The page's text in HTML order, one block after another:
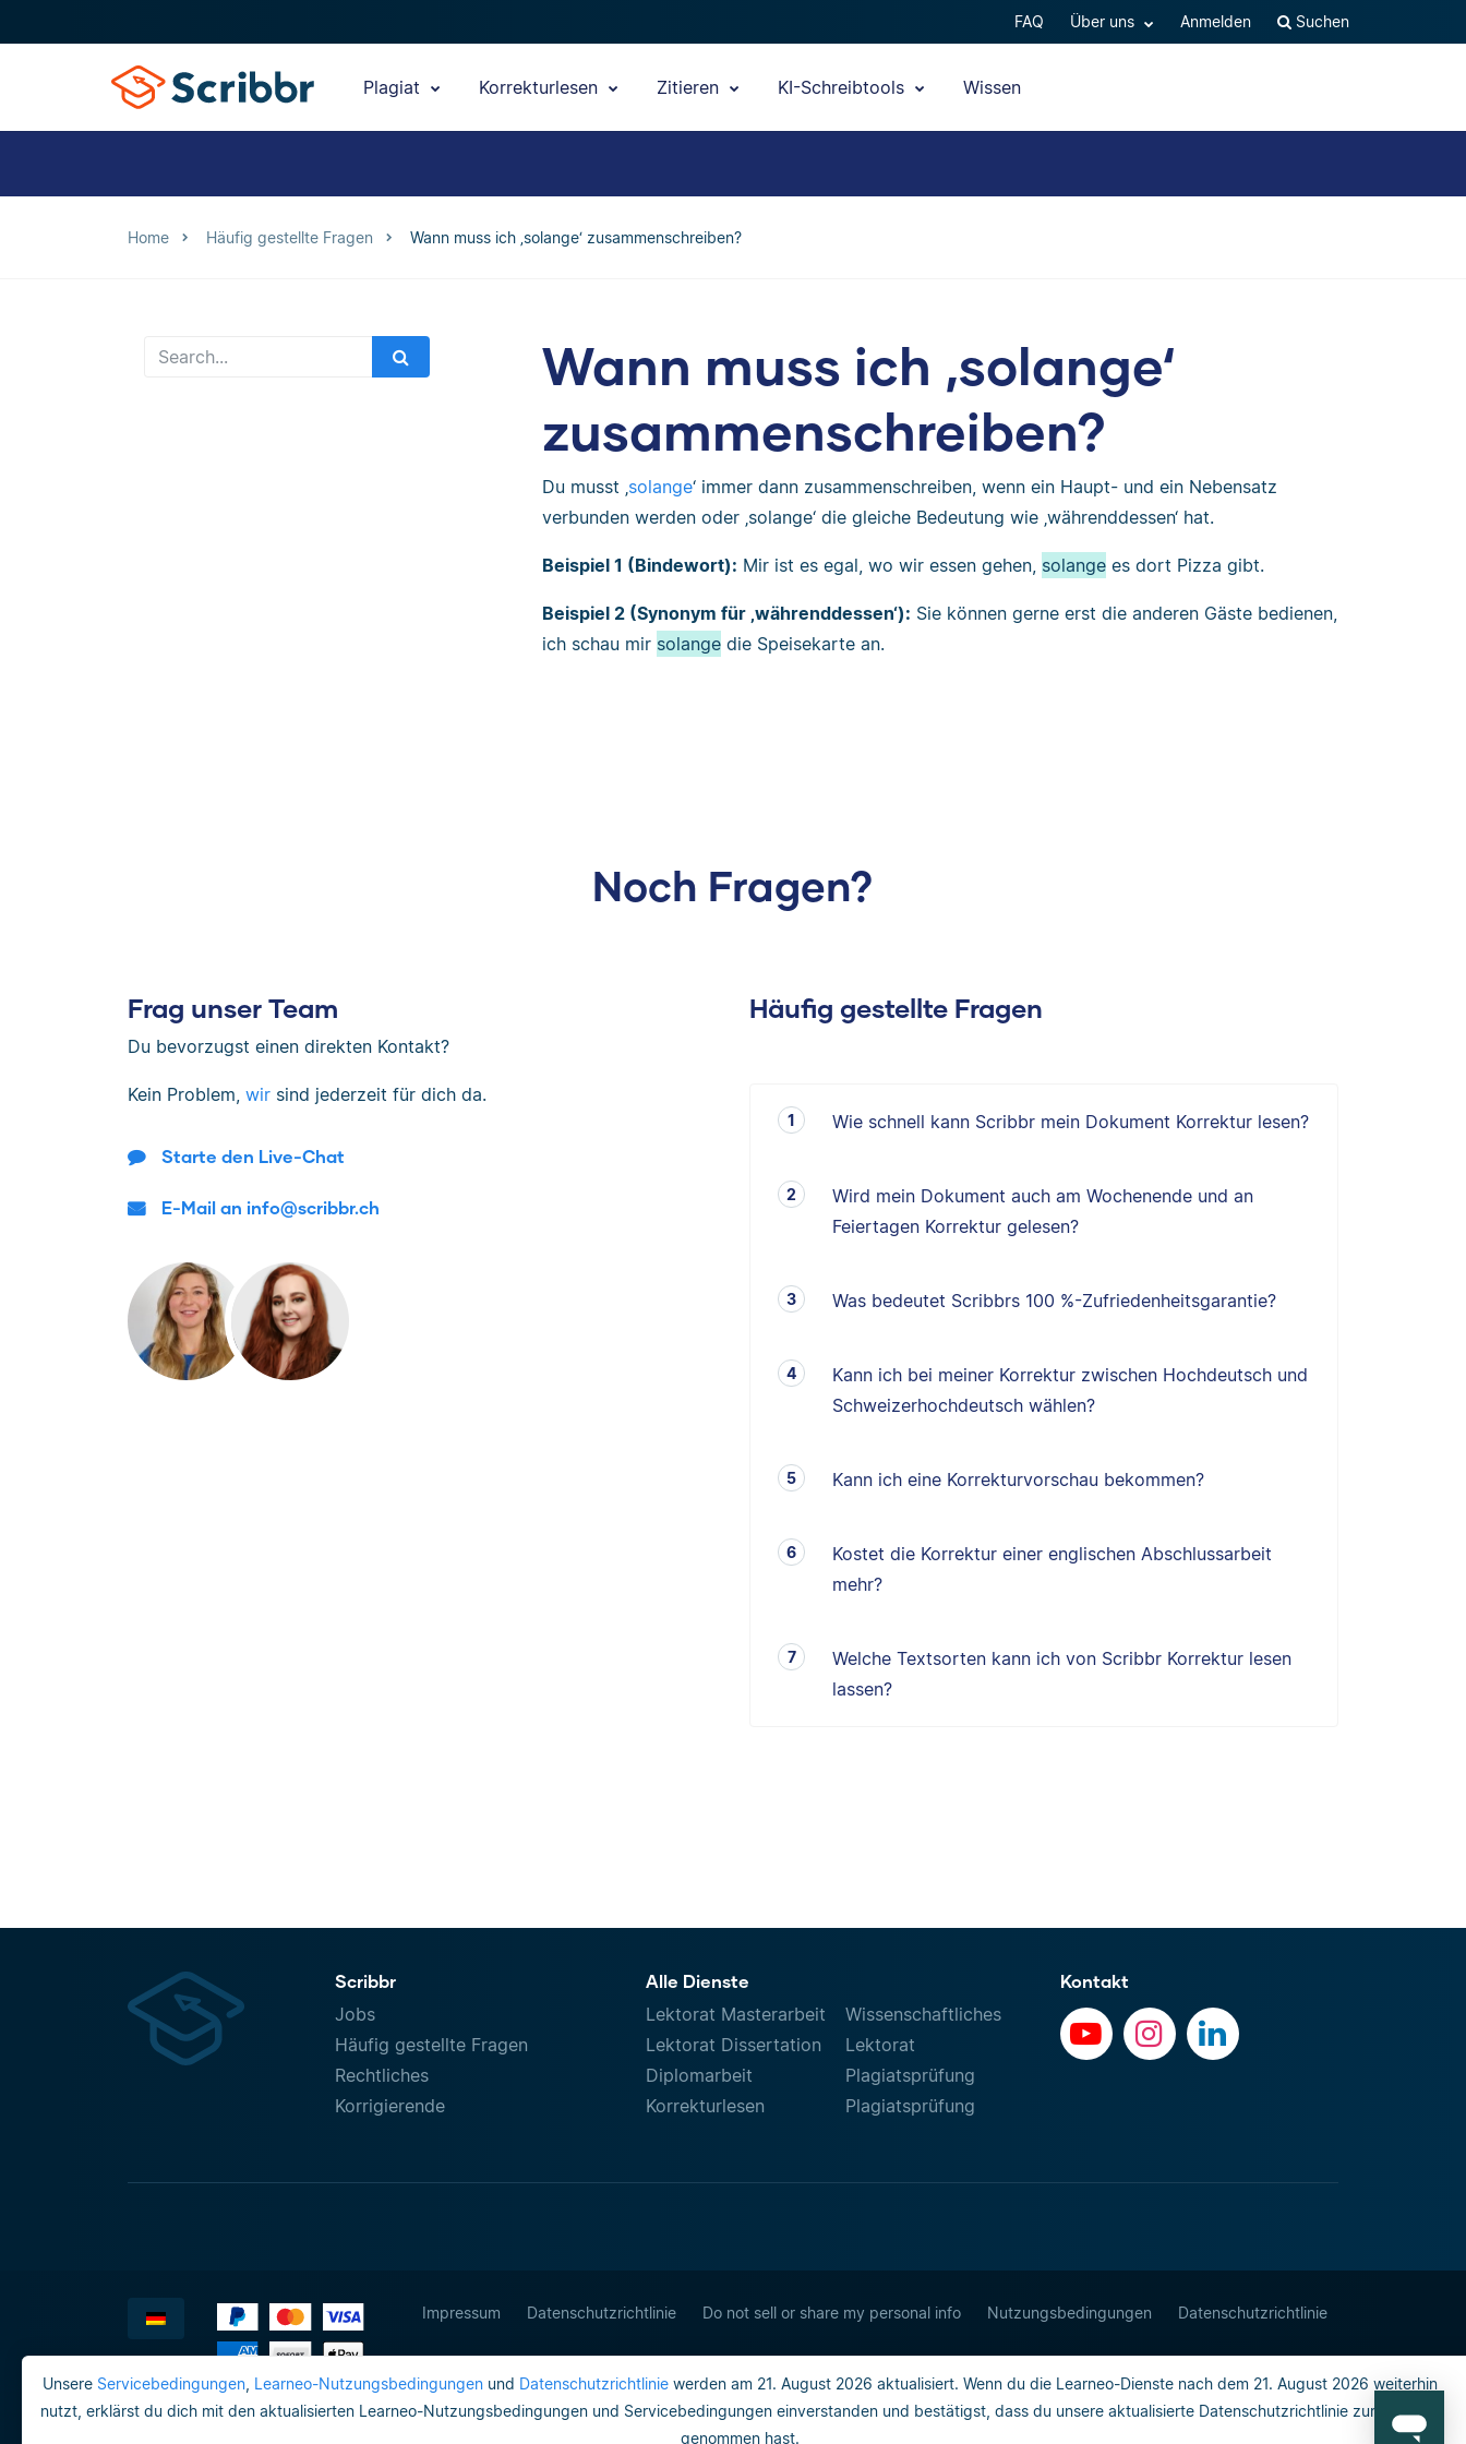
Unsere Servicebedingungen, Learneo-Nutzungsbedingungenund Datenschutzrichtliniewerden am 21. August 2026 aktualisiert. Wenn du die Learneo-Dienste nach dem 21. August 2026 weiterhin
nutzt, erklärst du dich mit den aktualisierten Learneo-Nutzungsbedingungen und Servicebedingungen einverstanden und bestätigst, dass du unsere aktualisierte Datenschutzrichtlinie zur Kenntnis
genommen hast.
FAQ Über uns Anmelden Suchen
Plagiat Korrekturlesen Zitieren KI-Schreibtools Wissen
Home Häufig gestellte Fragen Wann muss ich ‚solange‘ zusammenschreiben?
Wann muss ich ‚solange‘
zusammenschreiben?
Du musst ‚solange‘ immer dann zusammenschreiben, wenn ein Haupt- und ein Nebensatz
verbunden werden oder ‚solange‘ die gleiche Bedeutung wie ‚währenddessen‘ hat.
Beispiel 1 (Bindewort): Mir ist es egal, wo wir essen gehen, solangees dort Pizza gibt.
Beispiel 2 (Synonym für ‚währenddessen‘): Sie können gerne erst die anderen Gäste bedienen,
ich schau mir solangedie Speisekarte an.
Noch Fragen?
Frag unser Team
Du bevorzugst einen direkten Kontakt?
Kein Problem, wir sind jederzeit für dich da.
Starte den Live-Chat
E-Mail an info@scribbr.ch
Häufig gestellte Fragen
Wie schnell kann Scribbr mein Dokument Korrektur lesen?
Wird mein Dokument auch am Wochenende und an
Feiertagen Korrektur gelesen?
Was bedeutet Scribbrs 100 %-Zufriedenheitsgarantie?
Kann ich bei meiner Korrektur zwischen Hochdeutsch und
Schweizerhochdeutsch wählen?
Kann ich eine Korrekturvorschau bekommen?
Kostet die Korrektur einer englischen Abschlussarbeit
mehr?
Welche Textsorten kann ich von Scribbr Korrektur lesen
lassen?
Scribbr
Jobs
Häufig gestellte Fragen
Rechtliches
Korrigierende
Alle Dienste
Lektorat Masterarbeit
Lektorat Dissertation
Diplomarbeit
Korrekturlesen
Wissenschaftliches
Lektorat
Plagiatsprüfung
Plagiatsprüfung
Kontakt
Impressum Datenschutzrichtlinie Do not sell or share my personal info Nutzungsbedingungen Datenschutzrichtlinie